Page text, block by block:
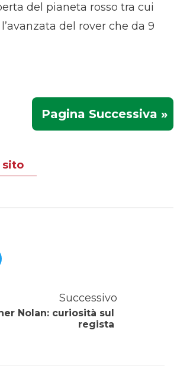
del pianeta rosso tra cui
del rover che da 9
Pagina Successiva »
sito
Successivo
Nolan: curiosità sul
regista